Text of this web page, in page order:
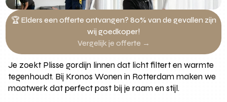
🏆 Elders een offerte ontvangen? 80% van de gevallen zijn
wij goedkoper!
Vergelijk je offerte →
Je zoekt Plisse gordijn linnen dat licht filtert en warmte
tegenhoudt. Bij Kronos Wonen in Rotterdam maken we
maatwerk dat perfect past bij je raam en stijl.